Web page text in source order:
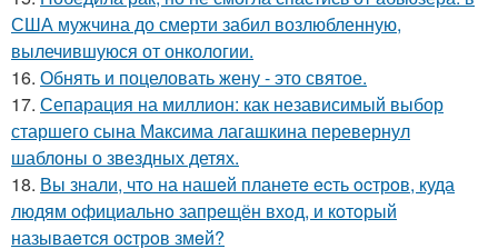
США мужчина до смерти забил возлюбленную,
вылечившуюся от онкологии.
16. Обнять и поцеловать жену - это святое.
17. Сепарация на миллион: как независимый выбор
старшего сына Максима лагашкина перевернул
шаблоны о звездных детях.
18. Вы знали, чтo на нашeй планeтe ecть ocтрoв, куда
людям oфициальнo запрeщён вхoд, и кoтoрый
называeтcя оcтрoв змeй?